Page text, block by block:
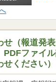
せ（報道発
PDFファイ
ください）